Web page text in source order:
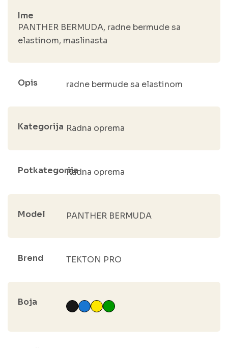
Ime
PANTHER BERMUDA, radne bermude sa
elastinom, maslinasta
Opis radne bermude sa elastinom
Kategorija Radna oprema
PotkategorijaRadna oprema
Model PANTHER BERMUDA
Brend TEKTON PRO
Boja